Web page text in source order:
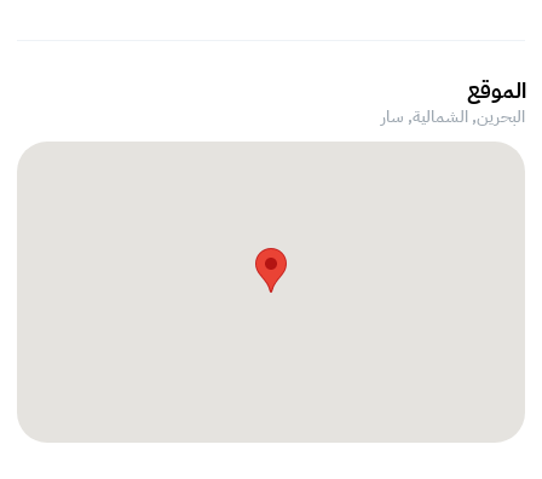
الموقع
البحرين, الشمالية, سار